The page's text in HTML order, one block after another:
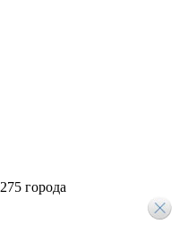
275 города